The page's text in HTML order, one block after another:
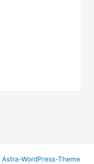
Astra-WordPress-Theme